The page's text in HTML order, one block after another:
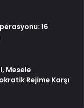
16
Mesele
Rejime Karşı